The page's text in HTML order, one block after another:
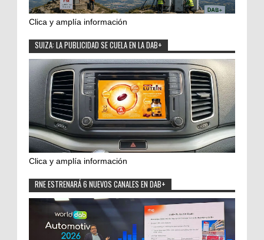
Clica y amplía información
SUIZA: LA PUBLICIDAD SE CUELA EN LA DAB+
Clica y amplía información
RNE ESTRENARÁ 6 NUEVOS CANALES EN DAB+